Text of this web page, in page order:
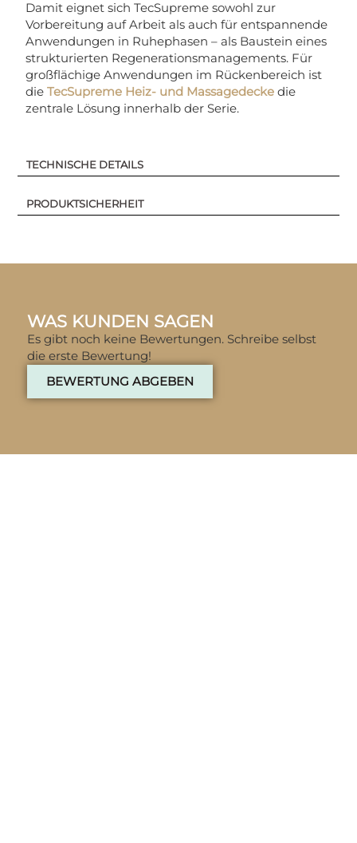
TECHNISCHE DETAILS
PRODUKTSICHERHEIT
Damit eignet sich TecSupreme sowohl zur
Vorbereitung auf Arbeit als auch für entspannende
Anwendungen in Ruhephasen – als Baustein eines
strukturierten Regenerationsmanagements. Für
großflächige Anwendungen im Rückenbereich ist
dieTecSupreme Heiz- und Massagedecke die
zentrale Lösung innerhalb der Serie.
WAS KUNDEN SAGEN
Es gibt noch keine Bewertungen. Schreibe selbst
die erste Bewertung!
BEWERTUNG ABGEBEN